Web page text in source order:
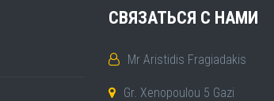
СВЯЗАТЬСЯ С НАМИ
Mr Aristidis Fragiadakis
Gr. Xenopoulou 5 Gazi